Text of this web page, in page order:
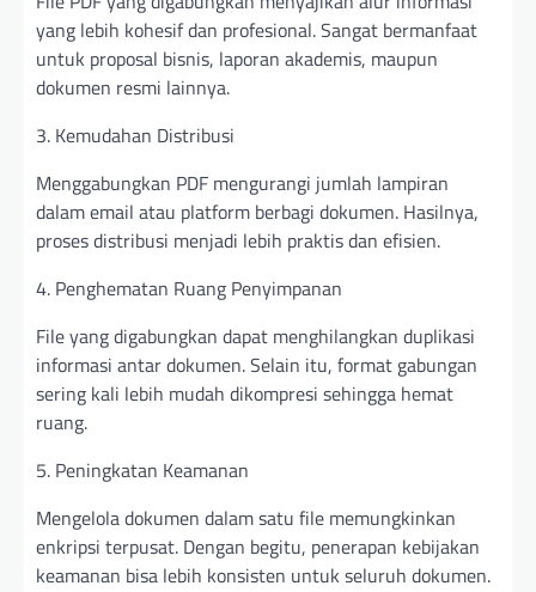
yang lebih kohesif dan profesional. Sangat bermanfaat
untuk proposal bisnis, laporan akademis, maupun
dokumen resmi lainnya.
3. Kemudahan Distribusi
Menggabungkan PDF mengurangi jumlah lampiran
dalam email atau platform berbagi dokumen. Hasilnya,
proses distribusi menjadi lebih praktis dan efisien.
4. Penghematan Ruang Penyimpanan
File yang digabungkan dapat menghilangkan duplikasi
informasi antar dokumen. Selain itu, format gabungan
sering kali lebih mudah dikompresi sehingga hemat
ruang.
5. Peningkatan Keamanan
Mengelola dokumen dalam satu file memungkinkan
enkripsi terpusat. Dengan begitu, penerapan kebijakan
keamanan bisa lebih konsisten untuk seluruh dokumen.